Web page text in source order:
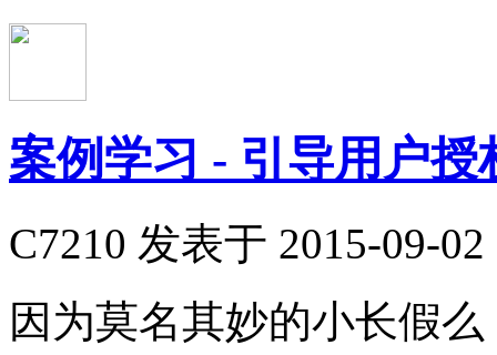
案例学习 - 引导用户
C7210 发表于 2015-09-02
因为莫名其妙的小长假